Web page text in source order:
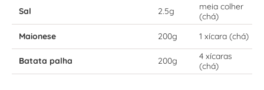
Sal 2.5g
meia colher
(chá)
Maionese
200g 1 xícara (chá)
Batata palha 200g
4 xícaras
(chá)